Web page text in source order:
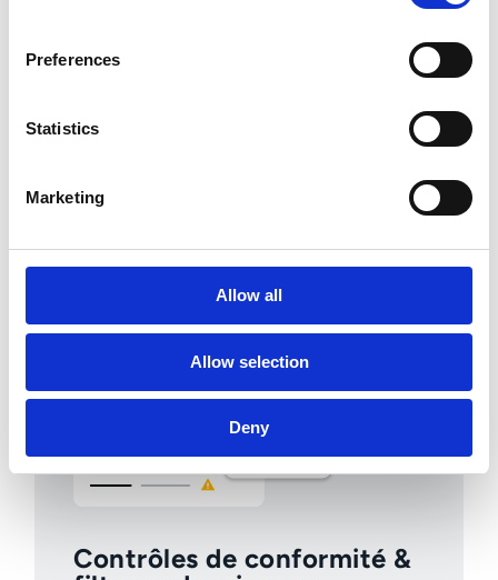
Preferences
Statistics
Marketing
Allow all
Allow selection
Deny
les utilisateurs dans le processus de
bonnes réponses.
Contrôles de conformité &